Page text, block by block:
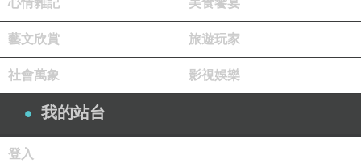
產品網址
心情雜記 美食饗宴
藝文欣賞 旅遊玩家
社會萬象 影視娛樂
我的站台
登入